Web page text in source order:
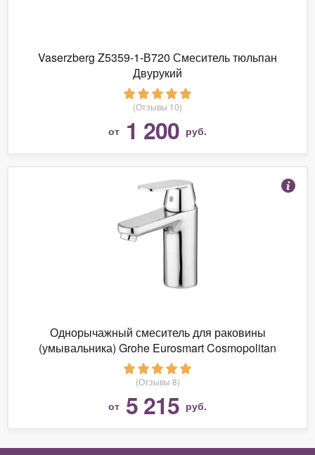
Vaserzberg Z5359-1-В720 Смеситель тюльпан
Двурукий
(Отзывы 10)
от 1 200 руб.
Однорычажный смеситель для раковины
(умывальника) Grohe Eurosmart Cosmopolitan
23327000
(Отзывы 8)
от 5 215 руб.